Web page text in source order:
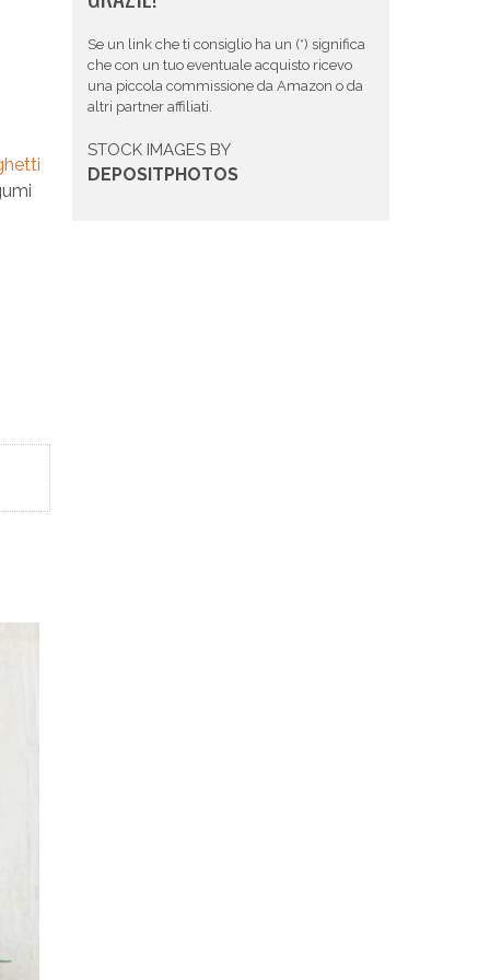
Se un link che ti consiglio ha un (*) significa
che con un tuo eventuale acquisto ricevo
una piccola commissione da Amazon o da
altri partner affiliati.
STOCK IMAGES BY
DEPOSITPHOTOS